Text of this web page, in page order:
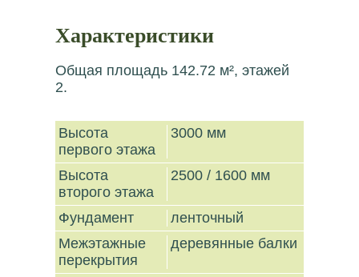
Характеристики
Общая площадь 142.72 м², этажей
2.
Высота
первого этажа
3000 мм
Высота
второго этажа
2500 / 1600 мм
Фундамент
ленточный
Межэтажные
перекрытия
деревянные балки